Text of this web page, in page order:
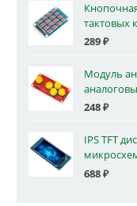
тактовых
289₽
Модуль
248₽
IPS TFT
688₽